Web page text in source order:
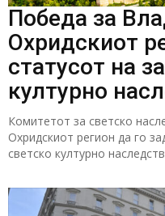
Победа за
Охридскиот
статусот на
културно
Комитетот за светско
Охридскиот регион да го
светско културно